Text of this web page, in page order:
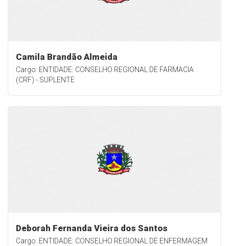
Camila Brandão Almeida
Cargo: ENTIDADE: CONSELHO REGIONAL DE FARMACIA
(CRF) - SUPLENTE
Deborah Fernanda Vieira dos Santos
Cargo: ENTIDADE: CONSELHO REGIONAL DE ENFERMAGEM